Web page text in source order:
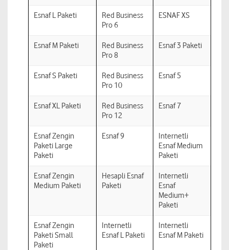
Esnaf L Paketi
Red Business
Pro 6
ESNAF XS
Esnaf M Paketi
Red Business
Pro 8
Esnaf 3 Paketi
Esnaf S Paketi
Red Business
Pro 10
Esnaf 5
Esnaf XL Paketi
Red Business
Pro 12
Esnaf 7
Esnaf Zengin
Paketi Large
Paketi
Esnaf 9
Internetli
Esnaf Medium
Paketi
Esnaf Zengin
Medium Paketi
Hesapli Esnaf
Paketi
Internetli
Esnaf
Medium+
Paketi
Esnaf Zengin
Paketi Small
Paketi
Internetli
Esnaf L Paketi
Internetli
Esnaf M Paketi